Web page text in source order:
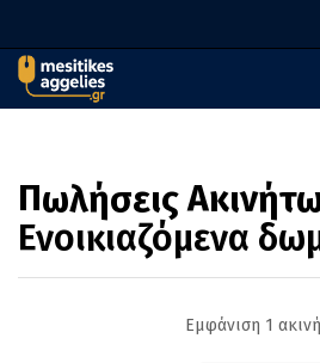
Πωλήσεις
Ενοικιαζόμενα
Εμφάνιση 1